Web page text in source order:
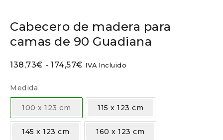
Cabecero de madera para
camas de 90 Guadiana
138,73€ - 174,57€ IVA Incluido
Medida
100 x 123 cm 115 x 123 cm
145 x 123 cm 160 x 123 cm